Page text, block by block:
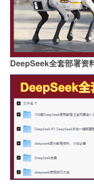
DeepSeek全套部署资